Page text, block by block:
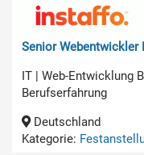
Senior
IT | Web-Entwicklung
Berufserfahrung
Deutschland
Kategorie: